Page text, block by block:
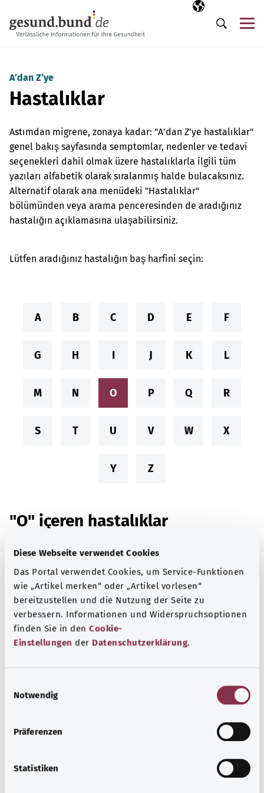
Diese Webseite verwendet Cookies
Das Portal verwendet Cookies, um Service-Funktionen
wie „Artikel merken“ oder „Artikel vorlesen“
bereitzustellen und die Nutzung der Seite zu
verbessern. Informationen und Widerspruchsoptionen
finden Sie in den Cookie-
Einstellungen der Datenschutzerklärung.
Notwendig
Präferenzen
Statistiken
Seçili dil
TR
Arama
A’dan Z’ye
Hastalıklar
Astımdan migrene, zonaya kadar: "A’dan Z’ye hastalıklar"
genel bakış sayfasında semptomlar, nedenler ve tedavi
seçenekleri dahil olmak üzere hastalıklarla ilgili tüm
yazıları alfabetik olarak sıralanmış halde bulacaksınız.
Alternatif olarak ana menüdeki "Hastalıklar"
bölümünden veya arama penceresinden de aradığınız
hastalığın açıklamasına ulaşabilirsiniz.
Lütfen aradığınız hastalığın baş harfini seçin:
A B C D E F
G H I J K L
M N O P Q R
S T U V W X
Y Z
"O" içeren hastalıklar
Obsesif kompulsif bozukluk
Obstrüktif uyku apnesi (OSA)
Omur kırığı